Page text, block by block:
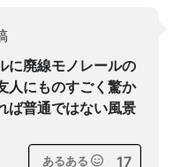
に廃線モノレールの
人にものすごく驚か
ば普通ではない風景
あるある 17